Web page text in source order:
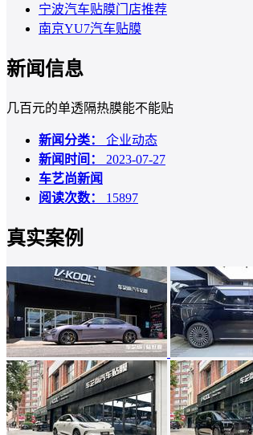
宁波汽车贴膜门店推荐
南京YU7汽车贴膜
新闻信息
几百元的单透隔热膜能不能贴
新闻分类： 企业动态
新闻时间： 2023-07-27
车艺尚新闻
阅读次数： 15897
真实案例